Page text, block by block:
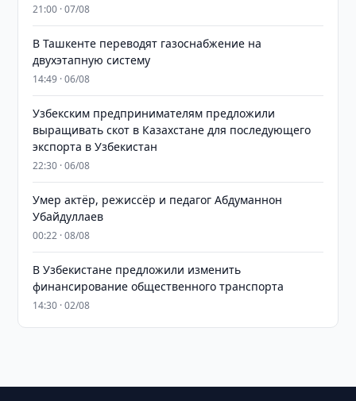
21:00 · 07/08
В Ташкенте переводят газоснабжение на
двухэтапную систему
14:49 · 06/08
Узбекским предпринимателям предложили
выращивать скот в Казахстане для последующего
экспорта в Узбекистан
22:30 · 06/08
Умер актёр, режиссёр и педагог Абдуманнон
Убайдуллаев
00:22 · 08/08
В Узбекистане предложили изменить
финансирование общественного транспорта
14:30 · 02/08